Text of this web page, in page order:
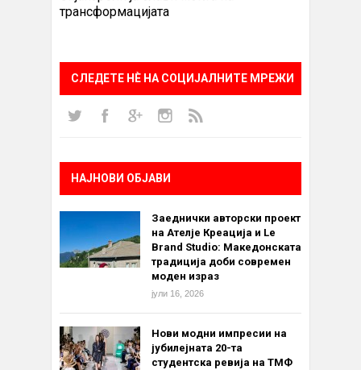
трансформацијата
СЛЕДЕТЕ НÈ НА СОЦИЈАЛНИТЕ МРЕЖИ
НАЈНОВИ ОБЈАВИ
Заеднички авторски проект
на Ателје Креација и Le
Brand Studio: Македонската
традиција доби современ
моден израз
јули 16, 2026
Нови модни импресии на
јубилејната 20-та
студентска ревија на ТМФ